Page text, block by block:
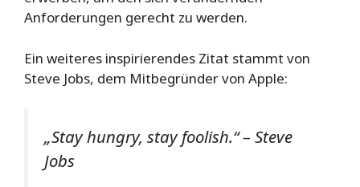
Anforderungen gerecht zu werden.
Ein weiteres inspirierendes Zitat stammt von
Steve Jobs, dem Mitbegründer von Apple:
„Stay hungry, stay foolish.“ – Steve
Jobs